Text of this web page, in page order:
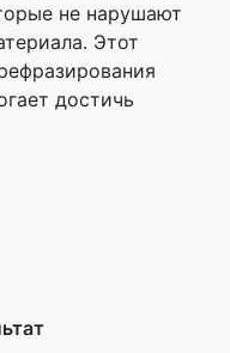
не нарушают
Этот
достичь